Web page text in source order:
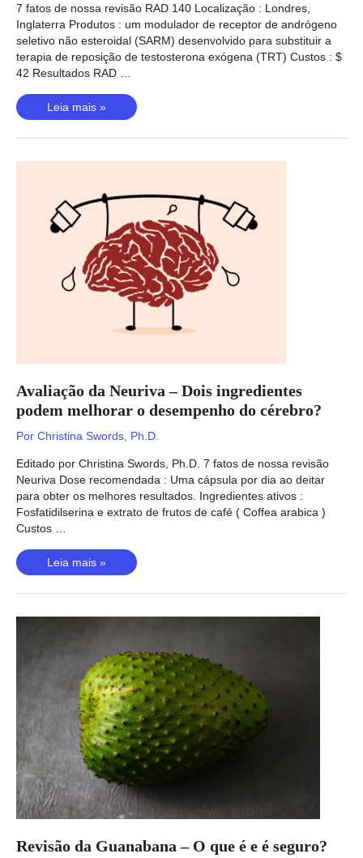
7 fatos de nossa revisão RAD 140 Localização : Londres,
Inglaterra Produtos : um modulador de receptor de andrógeno
seletivo não esteroidal (SARM) desenvolvido para substituir a
terapia de reposição de testosterona exógena (TRT) Custos : $
42 Resultados RAD …
Revisão
RAD
140
de
laboratório
pode
construir
Leia mais »
Avaliação da Neuriva – Dois ingredientes
podem melhorar o desempenho do cérebro?
Por Christina Swords, Ph.D.
Editado por Christina Swords, Ph.D. 7 fatos de nossa revisão
Neuriva Dose recomendada : Uma cápsula por dia ao deitar
para obter os melhores resultados. Ingredientes ativos :
Fosfatidilserina e extrato de frutos de café ( Coffea arabica )
Custos …
Avaliação
da
Neuriva
melhorar
desempenho
cérebro?
Leia mais »
Revisão da Guanabana – O que é e é seguro?